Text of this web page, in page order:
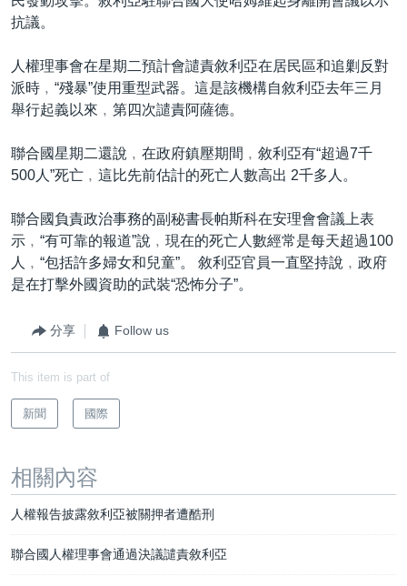
抗議。
人權理事會在星期二預計會譴責敘利亞在居民區和追剿反對
派時﹐“殘暴”使用重型武器。這是該機構自敘利亞去年三月
舉行起義以來﹐第四次譴責阿薩德。
聯合國星期二還說﹐在政府鎮壓期間﹐敘利亞有“超過7千
500人”死亡﹐這比先前估計的死亡人數高出 2千多人。
聯合國負責政治事務的副秘書長帕斯科在安理會會議上表
示﹐“有可靠的報道”說﹐現在的死亡人數經常是每天超過100
人﹐“包括許多婦女和兒童”。 敘利亞官員一直堅持說﹐政府
是在打擊外國資助的武裝“恐怖分子”。
分享 Follow us
This item is part of
新聞 國際
相關內容
人權報告披露敘利亞被關押者遭酷刑
聯合國人權理事會通過決議譴責敘利亞